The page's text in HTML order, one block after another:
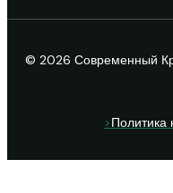
© 2026 Современный
>Политика